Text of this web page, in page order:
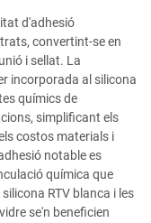
d'adhesió
convertint-se en
i sellat. La
incorporada al silicona
químics de
simplificant els
costos materials i
notable es
química que
RTV blanca i les
se'n beneficien